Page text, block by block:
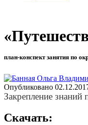
план-конспект занятия по
Опубликовано
Закрепление знаний
Скачать: